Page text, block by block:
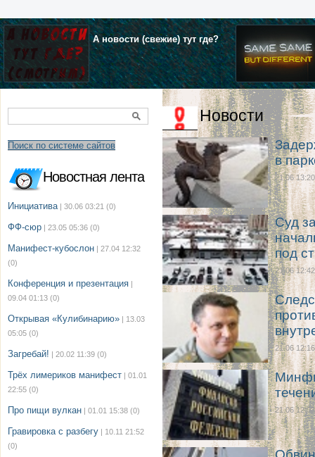
А новости (свежие) тут где?
Поиск по системе сайтов
Новостная лента
Инициатива | 30.06 03:21 (0)
ФФ-сюр | 23.05 05:36 (0)
Манифест-кубослон | 27.04 12:32
(0)
Конференция и презентация |
09.04 01:13 (0)
Открывая «Кулибинарию» | 13.03
05:05 (0)
Загребай! | 20.02 11:39 (0)
Трёх лимериков манифест | 01.01
22:55 (0)
Про пищи вулкан | 01.01 15:38 (0)
Гравировка с разбегу | 10.11 21:52
(0)
Новости
в
21.06 13:20
Суд
под
21.06 12:42
21.06 12:16
21.06 12:03